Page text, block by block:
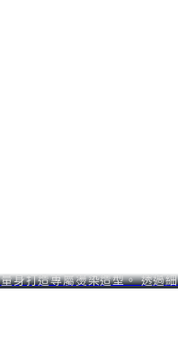
身打造專屬燙染造型。 透